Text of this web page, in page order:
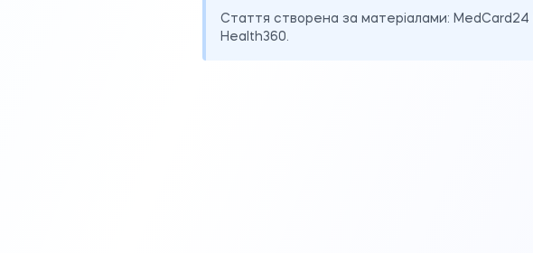
Стаття створена за матеріалами: MedCard24
Health360.